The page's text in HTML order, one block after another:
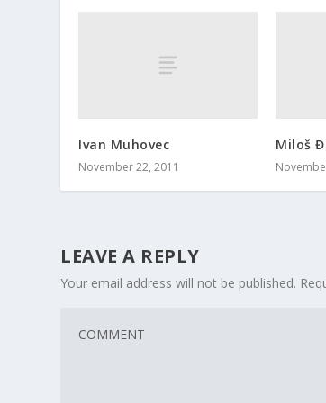
Ivan Muhovec
November 22, 2011
Miloš
LEAVE A REPLY
Your email address will not be published.